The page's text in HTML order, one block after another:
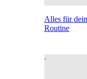
Alles für
Routine